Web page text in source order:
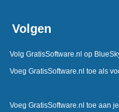
Volgen
Volg GratisSoftware.nl op
Voeg GratisSoftware.nl toe als
Voeg GratisSoftware.nl toe aan